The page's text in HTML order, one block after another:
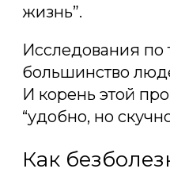
жизнь”.
Исследования по
большинство
И корень этой
“удобно, но
Как